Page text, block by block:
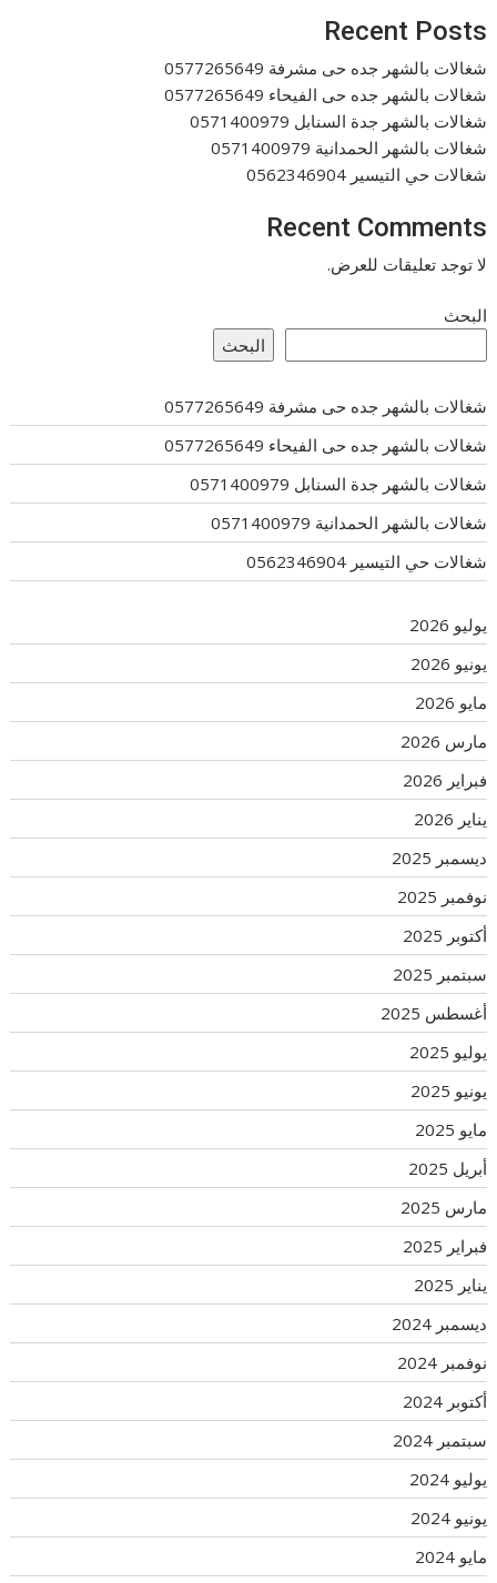
Recent Posts
شغالات بالشهر جده حى مشرفة 0577265649
شغالات بالشهر جده حى الفيحاء 0577265649
شغالات بالشهر جدة السنابل 0571400979
شغالات بالشهر الحمدانية 0571400979
شغالات حي التيسير 0562346904
Recent Comments
لا توجد تعليقات للعرض.
البحث
البحث
شغالات بالشهر جده حى مشرفة 0577265649
شغالات بالشهر جده حى الفيحاء 0577265649
شغالات بالشهر جدة السنابل 0571400979
شغالات بالشهر الحمدانية 0571400979
شغالات حي التيسير 0562346904
يوليو 2026
يونيو 2026
مايو 2026
مارس 2026
فبراير 2026
يناير 2026
ديسمبر 2025
نوفمبر 2025
أكتوبر 2025
سبتمبر 2025
أغسطس 2025
يوليو 2025
يونيو 2025
مايو 2025
أبريل 2025
مارس 2025
فبراير 2025
يناير 2025
ديسمبر 2024
نوفمبر 2024
أكتوبر 2024
سبتمبر 2024
يوليو 2024
يونيو 2024
مايو 2024